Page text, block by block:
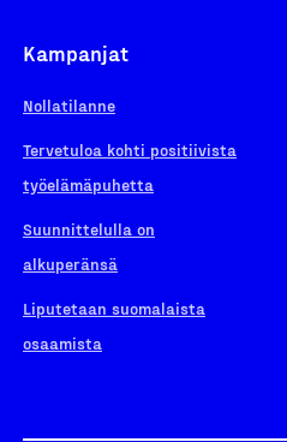
Kampanjat
Nollatilanne
Tervetuloa kohti positiivista
työelämäpuhetta
Suunnittelulla on
alkuperänsä
Liputetaan suomalaista
osaamista